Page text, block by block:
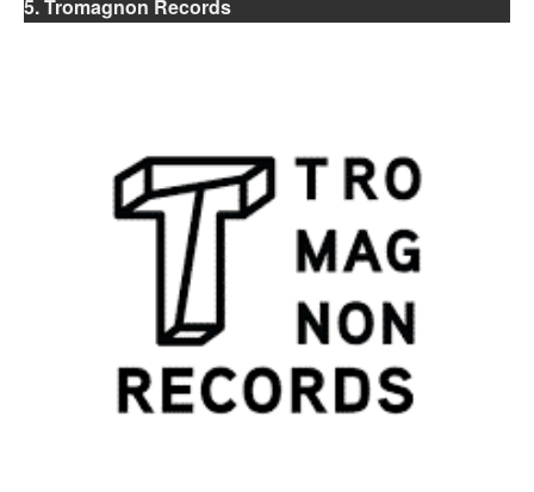
5. Tromagnon Records